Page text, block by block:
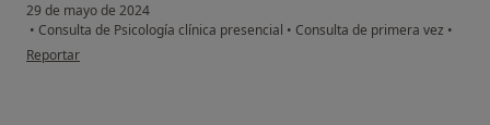
29 de mayo de 2024
• Consulta de Psicología clínica presencial • Consulta de primera vez •
en opinión del usuario MS
Reportar